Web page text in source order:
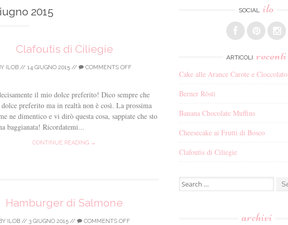
2015
Clafoutis di Ciliegie
ILOB // 14 GIUGNO 2015 // COMMENTS OFF
il mio dolce preferito! Dico sempre che
preferito ma in realtà non è così. La prossima
ne dimentico e vi dirò questa cosa, sappiate che sto
baggianata! Ricordatemi...
CONTINUE READING →
Hamburger di Salmone
ILOB // 3 GIUGNO 2015 // COMMENTS OFF
SOCIAL ilo
ARTICOLI recenti
Cake alle Arance Carote e Cioccolato
Berner Rösti
Banana Chocolate Muffins
Cheesecake ai Frutti di Bosco
Clafoutis di Ciliegie
Search for:
archivi